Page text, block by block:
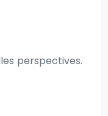
perspectives.